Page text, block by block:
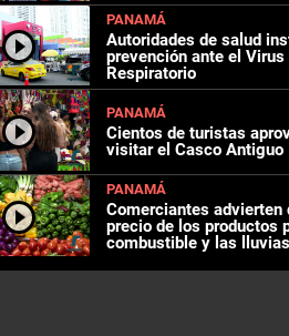
PANAMÁ
Autoridades de salud
prevención ante el Virus
Respiratorio
PANAMÁ
Cientos de turistas
visitar el Casco Antiguo
PANAMÁ
Comerciantes advierten
precio de los productos
combustible y las lluvias